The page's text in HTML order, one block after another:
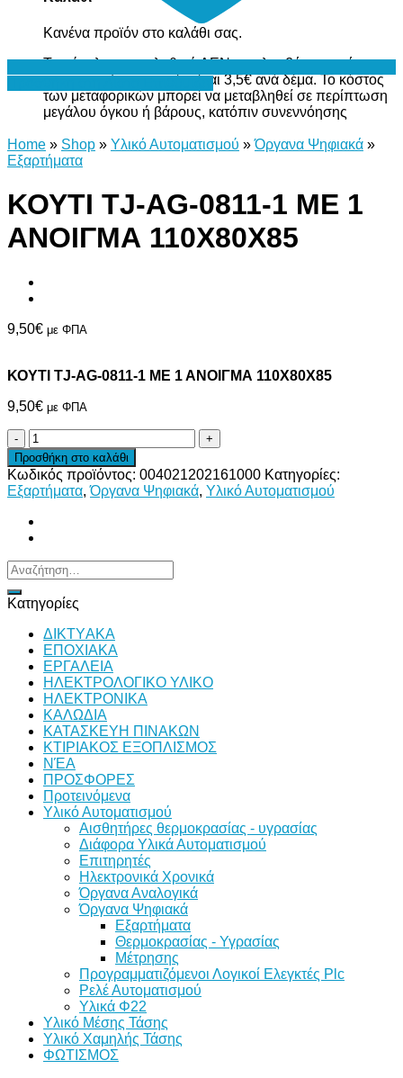
Κανένα προϊόν στο καλάθι σας.
Το σύνολο του καλαθιού ΔΕΝ περιλαμβάνει το κόστος
μεταφορικών, το οποίο είναι 3,5€ ανά δέμα. Το κόστος
των μεταφορικών μπορεί να μεταβληθεί σε περίπτωση
μεγάλου όγκου ή βάρους, κατόπιν συνεννόησης
Home » Shop » Υλικό Αυτοματισμού » Όργανα Ψηφιακά »
Εξαρτήματα
ΚΟΥΤΙ TJ-AG-0811-1 ΜΕ 1
ΑΝΟΙΓΜΑ 110Χ80Χ85
9,50€ με ΦΠΑ
ΚΟΥΤΙ TJ-AG-0811-1 ΜΕ 1 ΑΝΟΙΓΜΑ 110Χ80Χ85
9,50€ με ΦΠΑ
ΚΟΥΤΙ
TJ-
AG-
0811-
1
ΜΕ
1
110Χ80Χ85
ποσότητα
Προσθήκη στο καλάθι
Κωδικός προϊόντος: 004021202161000 Κατηγορίες:
Εξαρτήματα,Όργανα Ψηφιακά, Υλικό Αυτοματισμού
Αναζήτηση
για:
Κατηγορίες
ΔΙKTΥAKA
ΕΠΟΧΙΑΚΑ
ΕΡΓΑΛΕΙΑ
ΗΛΕΚΤΡΟΛΟΓΙΚΟ ΥΛΙΚΟ
ΗΛΕΚΤΡΟΝΙΚΑ
ΚΑΛΩΔΙΑ
ΚΑΤΑΣΚΕΥΗ ΠΙΝΑΚΩΝ
ΚΤΙΡΙΑΚΟΣ ΕΞΟΠΛΙΣΜΟΣ
ΝΈΑ
ΠΡΟΣΦΟΡΕΣ
Προτεινόμενα
Υλικό Αυτοματισμού
Αισθητήρες θερμοκρασίας - υγρασίας
Διάφορα Υλικά Αυτοματισμού
Επιτηρητές
Ηλεκτρονικά Χρονικά
Όργανα Αναλογικά
Όργανα Ψηφιακά
Εξαρτήματα
Θερμοκρασίας - Υγρασίας
Μέτρησης
Προγραμματιζόμενοι Λογικοί Ελεγκτές Plc
Ρελέ Αυτοματισμού
Υλικά Φ22
Υλικό Μέσης Τάσης
Υλικό Χαμηλής Τάσης
ΦΩΤΙΣΜΟΣ